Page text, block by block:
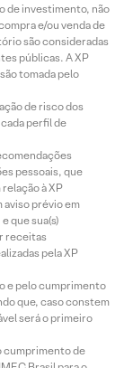
de investimento, não
e/ou venda de
são consideradas
públicas. A XP
tomada pelo
de risco dos
perfil de
pessoais, que
à XP
aviso prévio em
que sua(s)
receitas
pela XP
e pelo cumprimento
que, caso constem
será o primeiro
cumprimento de